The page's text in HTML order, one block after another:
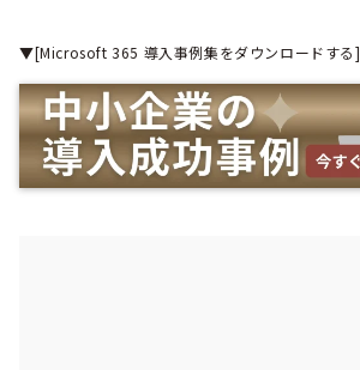
▼[Microsoft 365 導入事例集をダウンロードする]